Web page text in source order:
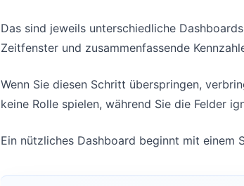
Das sind jeweils unterschiedliche
Zeitfenster und zusammenfassende
Wenn Sie diesen Schritt überspringen,
keine Rolle spielen, während Sie die Felder
Ein nützliches Dashboard beginnt mit einem